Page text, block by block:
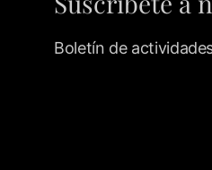
Boletín de